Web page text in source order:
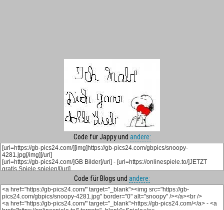
Code für Jappy und andere:
Code für Blogs und andere: